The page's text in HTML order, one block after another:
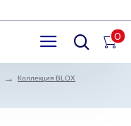
0
Коллекция BLOX